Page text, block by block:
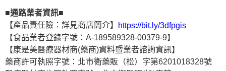
■通路業者資訊■
【產品責任險：詳見商店簡介】
https://bit.ly/3dfpgis
【食品業者登錄字號：A-189589328-00379-9】
【康是美醫療器材商(藥商)資料暨業者諮詢資訊】
藥商許可執照字號：北市衛藥販（松）字第6201018328號